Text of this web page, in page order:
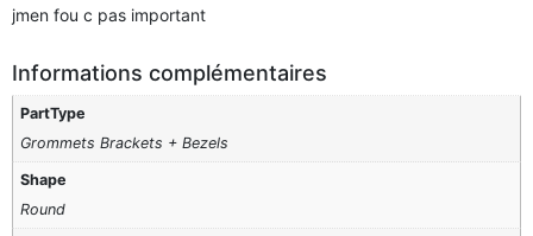
jmen fou c pas important
Informations complémentaires
PartType
Grommets Brackets + Bezels
Shape
Round